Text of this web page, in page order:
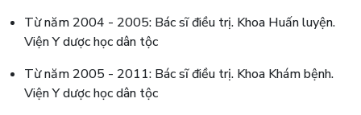
Từ năm 2004 - 2005: Bác sĩ điều trị. Khoa Huấn luyện.
Viện Y dược học dân tộc
Từ năm 2005 - 2011: Bác sĩ điều trị. Khoa Khám bệnh.
Viện Y dược học dân tộc